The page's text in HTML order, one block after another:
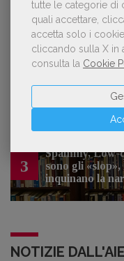
tutte le categorie di
quali accettare,
accetta solo i
cliccando sulla X in
consulta la Cookie
sospetto
3
Spammy, Low-
sono gli
inquinano la
NOTIZIE DALL'AIE